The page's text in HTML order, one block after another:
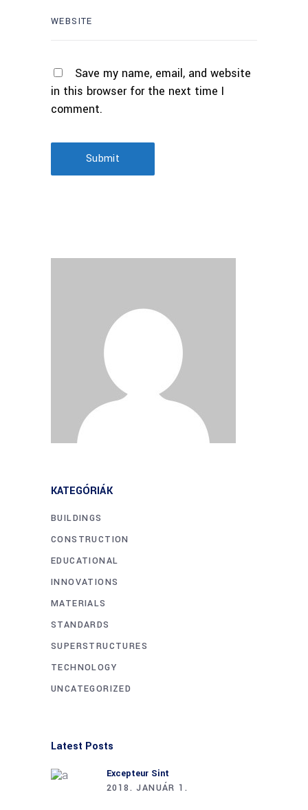
Save my name, email, and website
in this browser for the next time I
comment.
Submit
KATEGÓRIÁK
BUILDINGS
CONSTRUCTION
EDUCATIONAL
INNOVATIONS
MATERIALS
STANDARDS
SUPERSTRUCTURES
TECHNOLOGY
UNCATEGORIZED
Latest Posts
Excepteur Sint
2018. JANUÁR 1.